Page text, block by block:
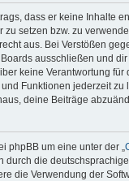
dass er keine Inhalte
zu setzen bzw. zu
aus. Bei Verstößen
ausschließen und
keine Verantwortung
Funktionen jederzeit zu
deine Beiträge
phpBB um eine unter der „
die
die Verwendung der